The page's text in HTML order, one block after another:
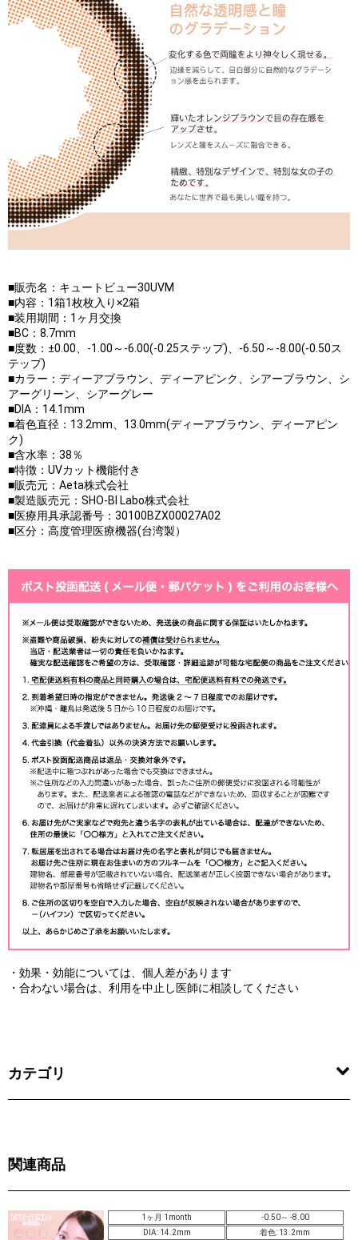
■販売名：キュートビュー30UVM
■内容：1箱1枚枚入り×2箱
■装用期間：1ヶ月交換
■BC：8.7mm
■度数：±0.00、-1.00～-6.00(-0.25ステップ)、-6.50～-8.00(-0.50ス
テップ)
■カラー：ディーアブラウン、ディーアピンク、シアーブラウン、シ
アーグリーン、シアーグレー
■DIA：14.1mm
■着色直径：13.2mm、13.0mm(ディーアブラウン、ディーアピン
ク)
■含水率：38％
■特徴：UVカット機能付き
■販売元：Aeta株式会社
■製造販売元：SHO-BI Labo株式会社
■医療用具承認番号：30100BZX00027A02
■区分：高度管理医療機器(台湾製）
・効果・効能については、個人差があります
・合わない場合は、利用を中止し医師に相談してください
カテゴリ
関連商品
1ヶ月 1month
-0.50～ -8.00
DIA: 14.2mm
着色: 13.2mm